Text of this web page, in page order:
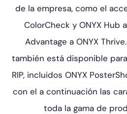
de la empresa, como el
ColorCheck y ONYX Hub
Advantage a ONYX Thrive.
también está disponible
RIP, incluidos ONYX
con el a continuación las
toda la gama de